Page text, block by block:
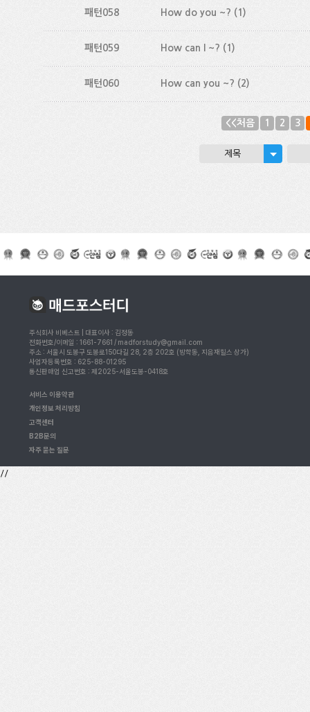
패턴058 How do you ~? (1)
패턴059 How can I ~? (1)
패턴060 How can you ~? (2)
<<처음 1 2 3
제목
주식회사 비베스트 | 대표이사 : 김정동
전화번호/이메일 : 1661-7661 / madforstudy@gmail.com
주소 : 서울시 도봉구 도봉로150다길 28, 2층 202호 (방학동, 지음재힐스 상가)
사업자등록번호 : 625-88-01295
통신판매업 신고번호 : 제2025-서울도봉-0418호
서비스 이용약관
개인정보 처리방침
고객센터
B2B문의
자주 묻는 질문
//